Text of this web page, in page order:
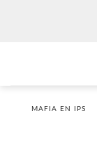
MAFIA EN IPS